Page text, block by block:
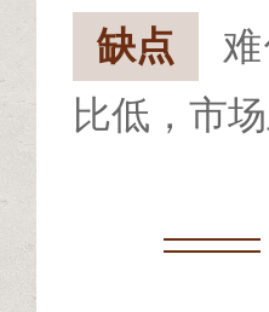
缺点
比低，市